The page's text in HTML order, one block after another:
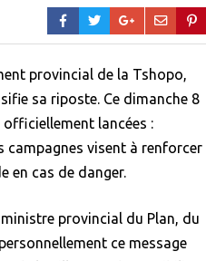
provincial de la Tshopo,
sa riposte. Ce dimanche 8
lancées :
campagnes visent à renforcer
en cas de danger.
provincial du Plan, du
ce message